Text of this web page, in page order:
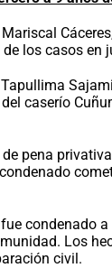
los casos
caserío
pena
Los
civil.